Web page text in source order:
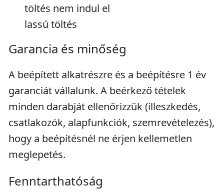
töltés nem indul el
lassú töltés
Garancia és minőség
A beépített alkatrészre és a beépítésre 1 év
garanciát vállalunk. A beérkező tételek
minden darabját ellenőrizzük (illeszkedés,
csatlakozók, alapfunkciók, szemrevételezés),
hogy a beépítésnél ne érjen kellemetlen
meglepetés.
Fenntarthatóság